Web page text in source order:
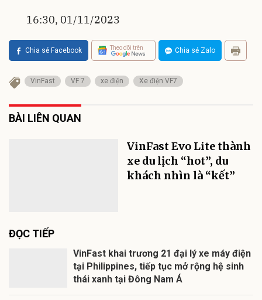
16:30, 01/11/2023
Chia sẻ Facebook Theo dõi trên Chia sẻ Zalo
VinFast VF 7 xe điện Xe điện VF7
BÀI LIÊN QUAN
VinFast Evo Lite thành
xe du lịch “hot”, du
khách nhìn là “kết”
ĐỌC TIẾP
VinFast khai trương 21 đại lý xe máy điện
tại Philippines, tiếp tục mở rộng hệ sinh
thái xanh tại Đông Nam Á